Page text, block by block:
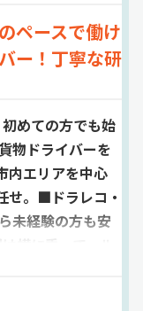
ペースで働け
ー！丁寧な研
めての方でも始
物ドライバーを
内エリアを中心
せ。■ドラレコ・
未経験の方も安
荷物を配り終わ